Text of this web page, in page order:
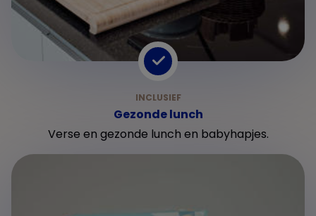
Gezonde lunch
Verse en gezonde lunch en babyhapjes.